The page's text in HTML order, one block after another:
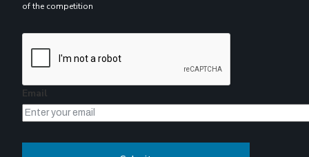
of the competition
Email